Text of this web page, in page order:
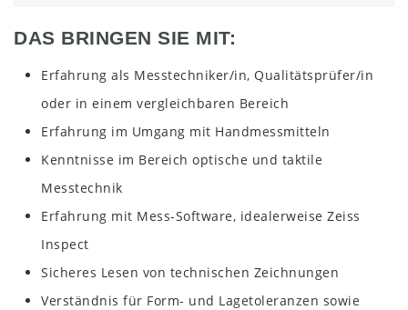
DAS BRINGEN SIE MIT:
Erfahrung als Messtechniker/in, Qualitätsprüfer/in
oder in einem vergleichbaren Bereich
Erfahrung im Umgang mit Handmessmitteln
Kenntnisse im Bereich optische und taktile
Messtechnik
Erfahrung mit Mess-Software, idealerweise Zeiss
Inspect
Sicheres Lesen von technischen Zeichnungen
Verständnis für Form- und Lagetoleranzen sowie